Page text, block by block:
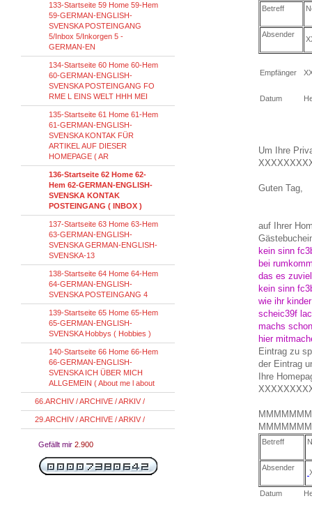
Betreff
Absender
Empfänger
Datum
Um Ihre
Guten Tag,
auf Ihrer
kein sinn
bei
das es
kein sinn
wie ihr
scheic39f
machs
hier
Eintrag zu
der Eintrag
Ihre
Betreff
Absender
Datum
133-Startseite 59 Home 59-Hem
59-GERMAN-ENGLISH-
SVENSKA POSTEINGANG
5/Inbox 5/Inkorgen 5 -
GERMAN-EN
134-Startseite 60 Home 60-Hem
60-GERMAN-ENGLISH-
SVENSKA POSTEINGANG FO
RME L EINS WELT HHH MEI
135-Startseite 61 Home 61-Hem
61-GERMAN-ENGLISH-
SVENSKA KONTAK FÜR
ARTIKEL AUF DIESER
HOMEPAGE ( AR
136-Startseite 62 Home 62-
Hem 62-GERMAN-ENGLISH-
SVENSKA KONTAK
POSTEINGANG ( INBOX )
137-Startseite 63 Home 63-Hem
63-GERMAN-ENGLISH-
SVENSKA GERMAN-ENGLISH-
SVENSKA-13
138-Startseite 64 Home 64-Hem
64-GERMAN-ENGLISH-
SVENSKA POSTEINGANG 4
139-Startseite 65 Home 65-Hem
65-GERMAN-ENGLISH-
SVENSKA Hobbys ( Hobbies )
140-Startseite 66 Home 66-Hem
66-GERMAN-ENGLISH-
SVENSKA ICH ÜBER MICH
ALLGEMEIN ( About me l about
66.ARCHIV / ARCHIVE / ARKIV /
29.ARCHIV / ARCHIVE / ARKIV /
Gefällt mir 2.900